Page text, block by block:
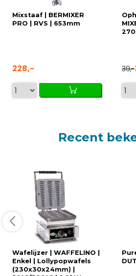
Mixstaaf | BERMIXER
PRO | RVS | 653mm
228,- 39,-
Recent
Wafelijzer | WAFFELINO |
Enkel | Lollypopwafels
(230x30x24mm) |